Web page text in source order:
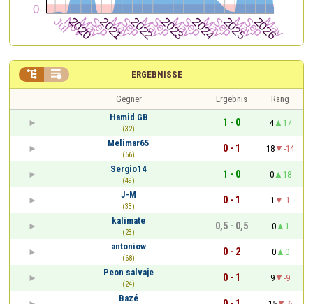
ERGEBNISSE
 
Gegner Ergebnis
Rang
Hamid GB
(32)
1 - 0 4
17
Melimar65
(66)
0 - 1 18
-14
Sergio14
(49)
1 - 0 0
18
J-M
(33)
0 - 1 1
-1
kalimate
(23)
0,5 - 0,5 0
1
antoniow
(68)
0 - 2 0
0
Peon salvaje
(24)
0 - 1 9
-9
Bazé